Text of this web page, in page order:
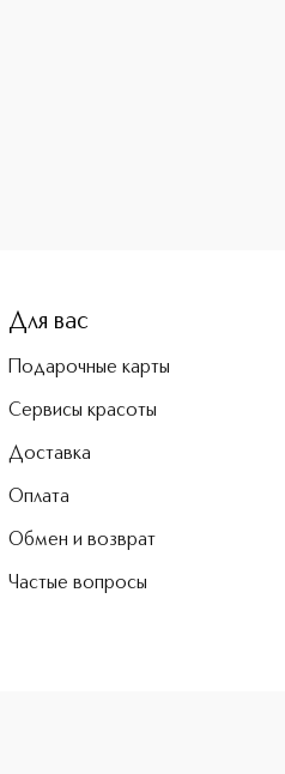
Для вас
Подарочные карты
Сервисы красоты
Доставка
Оплата
Обмен и возврат
Частые вопросы